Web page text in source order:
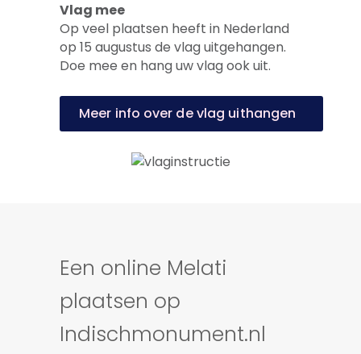
Vlag mee
Op veel plaatsen heeft in Nederland
op 15 augustus de vlag uitgehangen.
Doe mee en hang uw vlag ook uit.
Meer info over de vlag uithangen
Een online Melati
plaatsen op
Indischmonument.nl